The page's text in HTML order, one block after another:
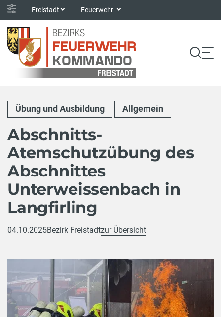
Freistadt Feuerwehr
Übung und Ausbildung Allgemein
Abschnitts-
Atemschutzübung des
Abschnittes
Unterweissenbach in
Langfirling
04.10.2025Bezirk Freistadtzur Übersicht